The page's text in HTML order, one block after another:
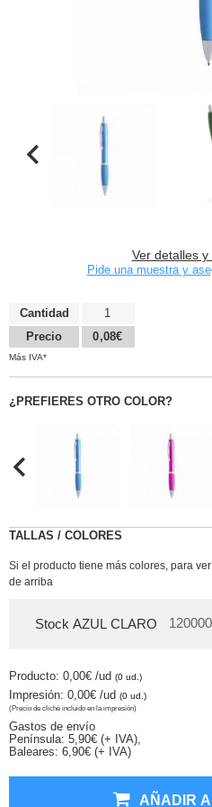
Ver detalles
Pide una muestra y
Cantidad
Precio
1
0,08€
Más IVA*
¿PREFIERES OTRO COLOR?
TALLAS / COLORES
Si el producto tiene más colores, para
de arriba
Stock AZUL CLARO 120000
Producto: 0,00€ /ud (0 ud.)
Impresión: 0,00€ /ud (0 ud.)
(Precio de cliché incluido en la impresión)
Gastos de envío
Península: 5,90€ (+ IVA),
Baleares: 6,90€ (+ IVA)
AÑADIR